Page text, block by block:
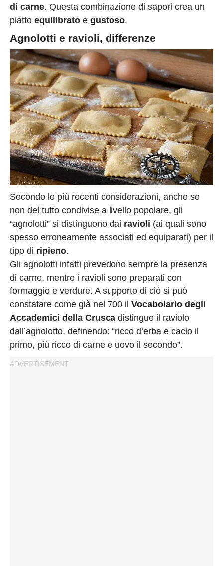
di carne. Questa combinazione di sapori crea un
piatto equilibrato e gustoso.
Agnolotti e ravioli, differenze
Secondo le più recenti considerazioni, anche se
non del tutto condivise a livello popolare, gli
“agnolotti” si distinguono dai ravioli (ai quali sono
spesso erroneamente associati ed equiparati) per il
tipo di ripieno.
Gli agnolotti infatti prevedono sempre la presenza
di carne, mentre i ravioli sono preparati con
formaggio e verdure. A supporto di ciò si può
constatare come già nel 700 il Vocabolario degli
Accademici della Crusca distingue il raviolo
dall’agnolotto, definendo: “ricco d’erba e cacio il
primo, più ricco di carne e uovo il secondo”.